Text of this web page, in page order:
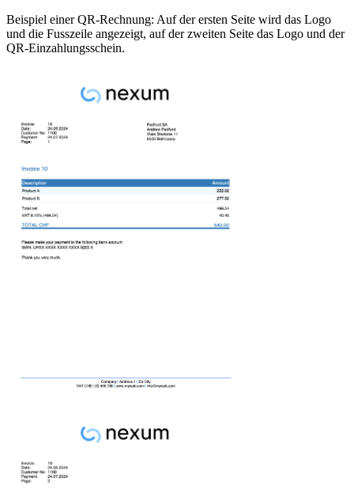
Beispiel einer QR-Rechnung: Auf der ersten Seite wird das Logo
und die Fusszeile angezeigt, auf der zweiten Seite das Logo und der
QR-Einzahlungsschein.